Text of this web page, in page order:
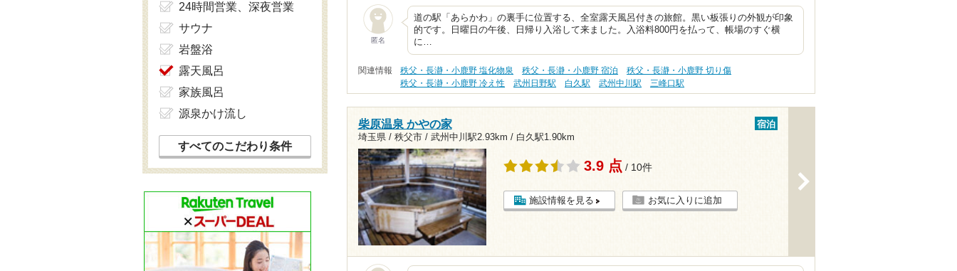
匿名
道の駅「あらかわ」の裏手に位置する、全室露天風呂付きの旅館。黒い板張りの外観が印象
的です。日曜日の午後、日帰り入浴して来ました。入浴料800円を払って、帳場のすぐ横
に…
関連情報 秩父・長瀞・小鹿野 塩化物泉 秩父・長瀞・小鹿野 宿泊
秩父・長瀞・小鹿野 切り傷
秩父・長瀞・小鹿野 冷え性
武州日野駅 白久駅 武州中川駅 三峰口駅
柴原温泉 かやの家
埼玉県 / 秩父市 / 武州中川駅2.93km / 白久駅1.90km
宿泊
3.9 点 / 10件
施設情報を見る お気に入りに追加
24時間営業、深夜営業
サウナ
岩盤浴
露天風呂
家族風呂
源泉かけ流し
すべてのこだわり条件